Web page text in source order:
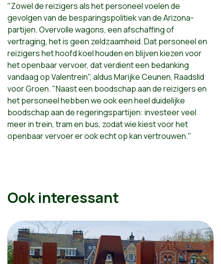
"Zowel de reizigers als het personeel voelen de
gevolgen van de besparingspolitiek van de Arizona-
partijen. Overvolle wagons, een afschaffing of
vertraging, het is geen zeldzaamheid. Dat personeel en
reizigers het hoofd koel houden en blijven kiezen voor
het openbaar vervoer, dat verdient een bedanking
vandaag op Valentrein", aldusMarijke Ceunen, Raadslid
voor Groen. "Naast een boodschap aan de reizigers en
het personeel hebben we ook een heel duidelijke
boodschap aan de regeringspartijen: investeer veel
meer in trein, tram en bus, zodat wie kiest voor het
openbaar vervoer er ook echt op kan vertrouwen."
Ook interessant